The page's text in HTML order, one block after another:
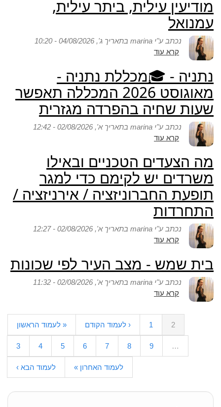
🔎
ריכוז
🔎
לפי
מודיעין עילית, ביתר עילית,
עמנואל
נכתב ע"י marina בתאריך ג', 04/08/2026 - 10:20
קרא עוד
חרדיות
-
🔎
ריכוז
מידע.
מודיעין
עילית,
עמנואל
נתניה - 🎓מכללת נתניה -
מאוגוסט 2026 המכללה תאפשר
שעות שחיה בהפרדה מגזרית
נכתב ע"י marina בתאריך א', 02/08/2026 - 12:42
קרא עוד
-
🎓
מכללת
נתניה
-
מאוגוסט
2026
שחיה
בהפרדה
מה הצעדים הטכניים ובאילו
משרדים יש לקימם כדי למגר
תופעת החברוניזציה / אירניזציה /
התחרדות
נכתב ע"י marina בתאריך א', 02/08/2026 - 12:27
קרא עוד
הצעדים
הטכניים
ובאילו
לקימם
כדי
למגר
תופעת
החברוניזציה
/
בית שמש - מצב העיר לפי שכונות
נכתב ע"י marina בתאריך א', 02/08/2026 - 11:32
קרא עוד
שמש
-
מצב
העיר
לפי
« לעמוד הראשון ‹ לעמוד הקודם 1 2
3 4 5 6 7 8 9 …
לעמוד הבא › לעמוד האחרון »